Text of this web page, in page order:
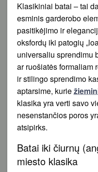
Klasikiniai batai – tai
esminis garderobo
pasitikėjimo ir
oksfordų iki patogių
universaliu sprendimu
ar ruošiatės formaliam
ir stilingo sprendimo
aptarsime, kurie
klasika yra verti savo
nesenstančios poros
atsipirks.
Batai iki čiurnų
miesto klasika